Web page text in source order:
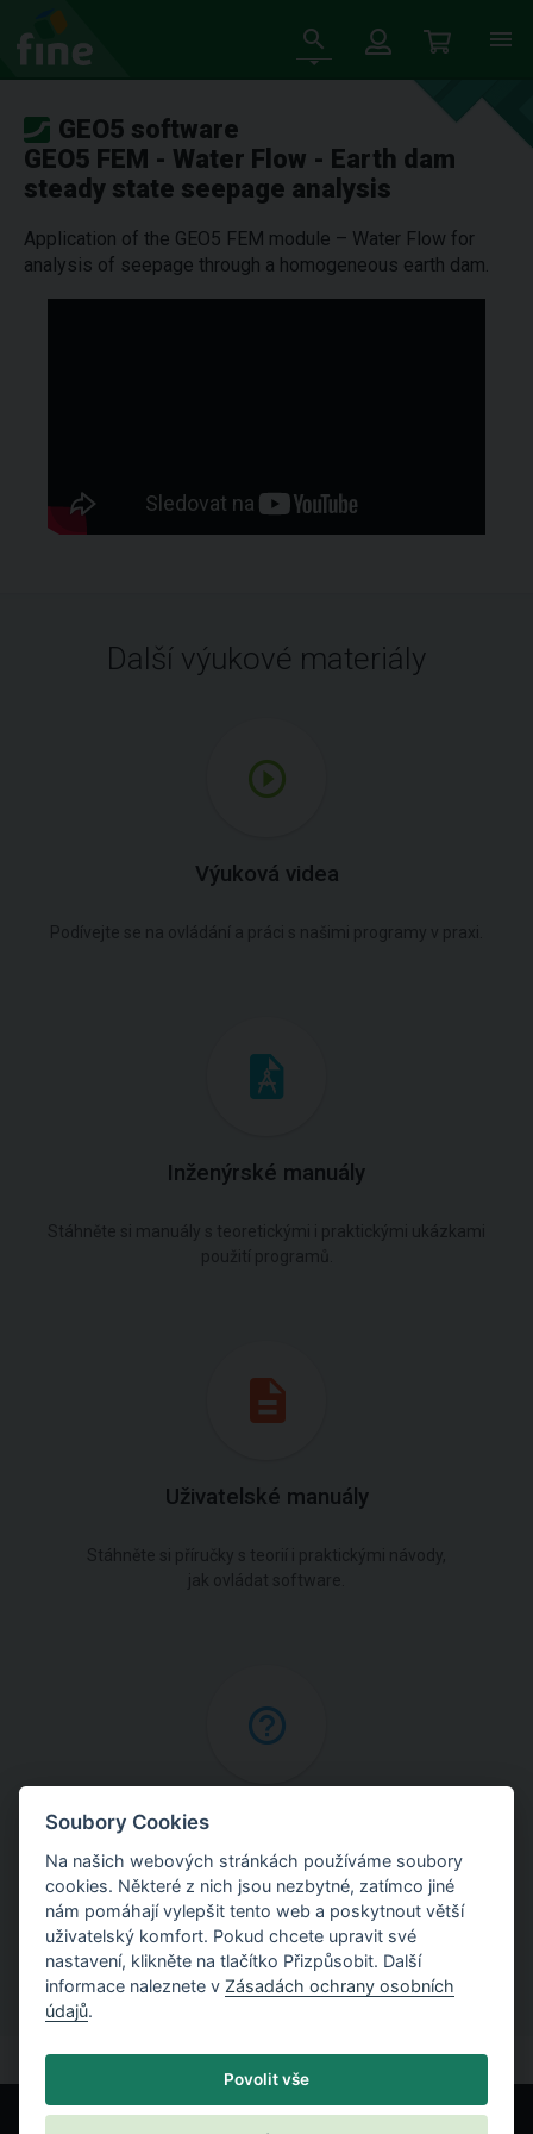
GEO5 software
GEO5 FEM - Water Flow - Earth dam
steady state seepage analysis
Application of the GEO5 FEM module – Water Flow for
analysis of seepage through a homogeneous earth dam.
Další výukové materiály
Výuková videa
Podívejte se na ovládání a práci s našimi programy v praxi.
Inženýrské manuály
Stáhněte si manuály s teoretickými i praktickými ukázkami
použití programů.
Uživatelské manuály
Stáhněte si příručky s teorií i praktickými návody,
jak ovládat software.
Online nápověda
Najděte podrobné vysvětlení postupů použitých
v programech.
Soubory Cookies
Na našich webových stránkách používáme soubory
cookies. Některé z nich jsou nezbytné, zatímco jiné
nám pomáhají vylepšit tento web a poskytnout větší
uživatelský komfort. Pokud chcete upravit své
nastavení, klikněte na tlačítko Přizpůsobit. Další
informace naleznete v Zásadách ochrany osobních
údajů.
Povolit vše